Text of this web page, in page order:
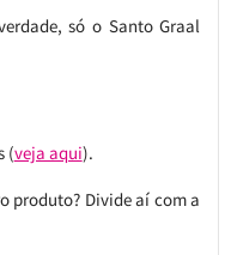
só o Santo Graal
(veja aqui).
produto? Divide aí com a